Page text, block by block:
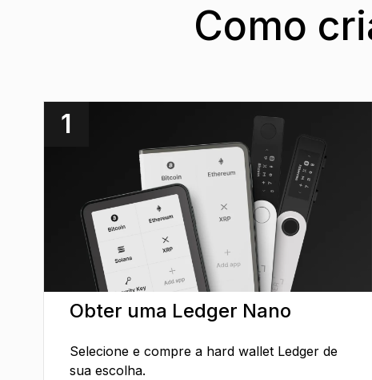
Como
1
Obter uma Ledger Nano
Selecione e compre a hard wallet Ledger de
sua escolha.